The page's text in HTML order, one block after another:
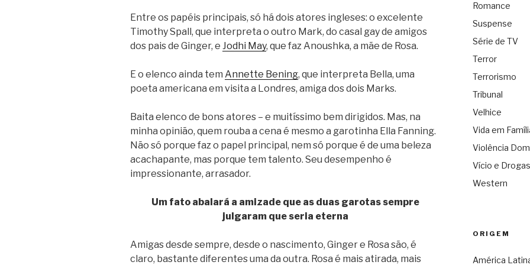
Entre os papéis principais, só há dois atores ingleses: o excelente
Timothy Spall, que interpreta o outro Mark, do casal gay de amigos
dos pais de Ginger, e Jodhi May, que faz Anoushka, a mãe de Rosa.
E o elenco ainda tem Annette Bening, que interpreta Bella, uma
poeta americana em visita a Londres, amiga dos dois Marks.
Baita elenco de bons atores – e muitíssimo bem dirigidos. Mas, na
minha opinião, quem rouba a cena é mesmo a garotinha Ella Fanning.
Não só porque faz o papel principal, nem só porque é de uma beleza
acachapante, mas porque tem talento. Seu desempenho é
impressionante, arrasador.
Um fato abalará a amizade que as duas garotas sempre
julgaram que seria eterna
Amigas desde sempre, desde o nascimento, Ginger e Rosa são, é
claro, bastante diferentes uma da outra. Rosa é mais atirada, mais
Romance
Suspense
Série de TV
Terror
Terrorismo
Tribunal
Velhice
Vida em
Violência
Vício e Drogas
Western
ORIGEM
América